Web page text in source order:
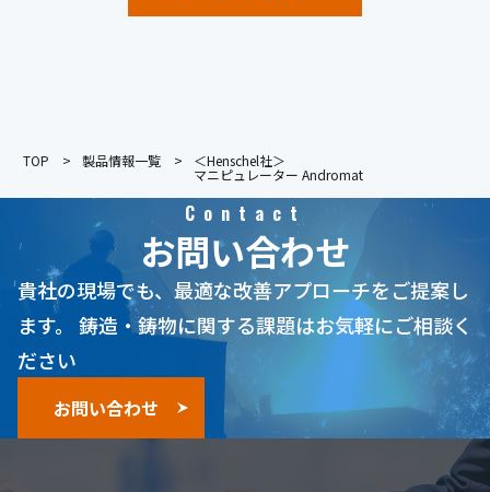
TOP 製品情報一覧 ＜Henschel社＞
マニピュレーター Andromat
Contact
お問い合わせ
貴社の現場でも、最適な改善アプローチをご提案し
ます。
鋳造・鋳物に関する課題はお気軽にご相談く
ださい
お問い合わせ